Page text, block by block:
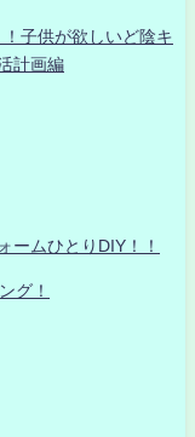
子供が欲しいど陰キ
計画編
ームひとりDIY！！
グ！